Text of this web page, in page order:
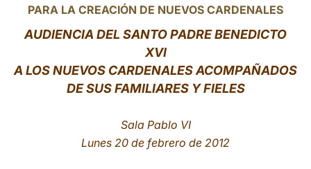
中文
LATINE
PARA LA CREACIÓN DE NUEVOS CARDENALES
AUDIENCIA DEL SANTO PADRE BENEDICTO
XVI
A LOS NUEVOS CARDENALES ACOMPAÑADOS
DE SUS FAMILIARES Y FIELES
Sala Pablo VI
Lunes 20 de febrero de 2012